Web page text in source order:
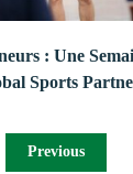
: Une
Sports
Previous